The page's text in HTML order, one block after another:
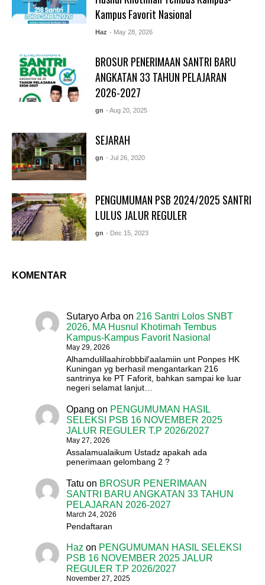
Kampus Favorit Nasional
Haz - May 28, 2026
BROSUR PENERIMAAN SANTRI BARU
ANGKATAN 33 TAHUN PELAJARAN
2026-2027
gn - Aug 20, 2025
SEJARAH
gn - Jul 26, 2020
PENGUMUMAN PSB 2024/2025 SANTRI
LULUS JALUR REGULER
gn - Dec 15, 2023
KOMENTAR
Sutaryo Arba on 216 Santri Lolos SNBT
2026, MA Husnul Khotimah Tembus
Kampus-Kampus Favorit Nasional
May 29, 2026
Alhamdulillaahirobbbil'aalamiin unt Ponpes HK
Kuningan yg berhasil mengantarkan 216
santrinya ke PT Faforit, bahkan sampai ke luar
negeri selamat lanjut…
Opang on PENGUMUMAN HASIL
SELEKSI PSB 16 NOVEMBER 2025
JALUR REGULER T.P 2026/2027
May 27, 2026
Assalamualaikum Ustadz apakah ada
penerimaan gelombang 2 ?
Tatu on BROSUR PENERIMAAN
SANTRI BARU ANGKATAN 33 TAHUN
PELAJARAN 2026-2027
March 24, 2026
Pendaftaran
Haz on PENGUMUMAN HASIL SELEKSI
PSB 16 NOVEMBER 2025 JALUR
REGULER T.P 2026/2027
November 27, 2025